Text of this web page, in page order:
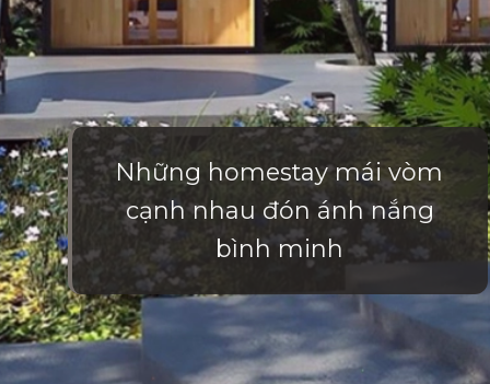
Những homestay mái vòm
cạnh nhau đón ánh nắng
bình minh